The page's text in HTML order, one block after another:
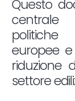
Questo
europee
riduzione
settore